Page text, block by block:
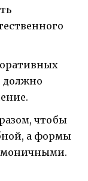
должно
чтобы
а формы